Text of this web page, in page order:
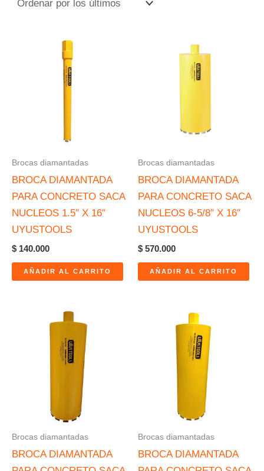
Brocas diamantadas
BROCA DIAMANTADA
PARA CONCRETO SACA
NUCLEOS 1.5″ X 16″
UYUSTOOLS
$ 140.000
AÑADIR AL CARRITO
Brocas diamantadas
BROCA DIAMANTADA
PARA CONCRETO SACA
NUCLEOS 6-5/8″ X 16″
UYUSTOOLS
$ 570.000
AÑADIR AL CARRITO
Brocas diamantadas
BROCA DIAMANTADA
Brocas diamantadas
BROCA DIAMANTADA